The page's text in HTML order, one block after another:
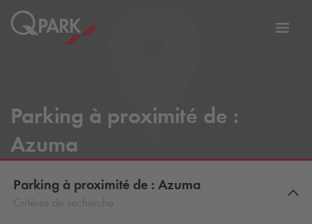
Parking à proximité de :
Azuma
Parking à proximité de : Azuma